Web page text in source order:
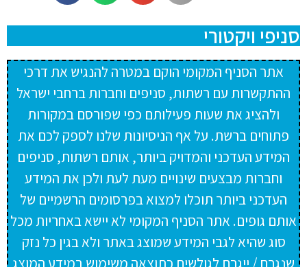
סניפי ויקטורי
אתר הסניף המקומי הוקם במטרה להנגיש את דרכי
ההתקשרות עם רשתות, סניפים וחברות ברחבי ישראל
ולהציג את שעות פעילותם כפי שפורסם במקורות
פתוחים ברשת. על אף הניסיונות שלנו לספק לכם את
המידע העדכני והמדויק ביותר, אותם רשתות, סניפים
וחברות מבצעים שינויים מעת לעת ולכן את המידע
העדכני ביותר תוכלו למצוא בפרסומים הרשמיים של
אותם גופים. אתר הסניף המקומי לא יישא באחריות מכל
סוג שהיא לגבי המידע שמוצג באתר ולא בגין כל נזק
שנגרם / ייגרם לגולשים כתוצאה משימוש במידע המוצג